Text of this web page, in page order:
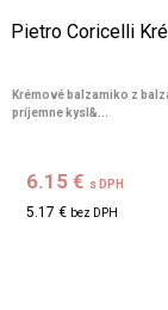
Pietro Coricelli
Krémové balzamiko z
príjemne kysl&...
6.15 € s DPH
5.17 € bez DPH